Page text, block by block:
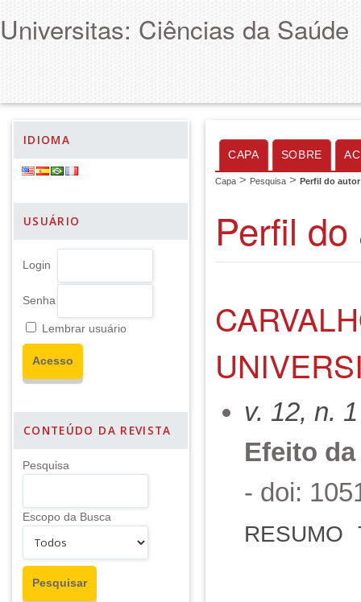
Universitas: Ciências da Saúde
IDIOMA
USUÁRIO
Login
Senha
Lembrar usuário
CONTEÚDO DA REVISTA
Pesquisa
Escopo da Busca
CAPA SOBRE
Capa > Pesquisa > Perfil do autor
Perfil
v. 12, n.
Efeito
- doi:
RESUMO